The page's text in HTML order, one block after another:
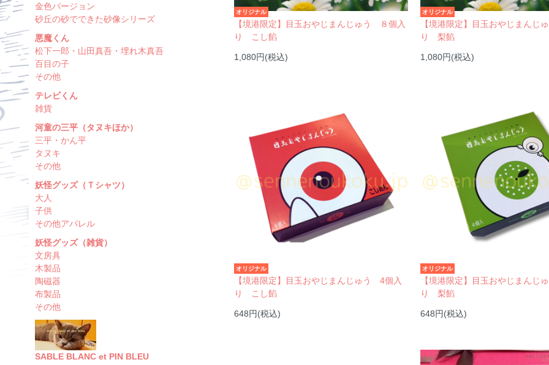
オリジナル
【境港限定】目玉おやじまんじゅう ８個入
り こし餡
1,080円(税込)
オリジナル
【境港限定】目玉おやじまんじ
り 梨餡
1,080円(税込)
オリジナル
【境港限定】目玉おやじまんじゅう 4個入
り こし餡
648円(税込)
オリジナル
【境港限定】目玉おやじまんじ
り 梨餡
648円(税込)
金色バージョン
砂丘の砂でできた砂像シリーズ
悪魔くん
松下一郎・山田真吾・埋れ木真吾
百目の子
その他
テレビくん
雑貨
河童の三平（タヌキほか）
三平・かん平
タヌキ
その他
妖怪グッズ（Ｔシャツ）
大人
子供
その他アパレル
妖怪グッズ（雑貨）
文房具
木製品
陶磁器
布製品
その他
SABLE BLANC et PIN BLEU